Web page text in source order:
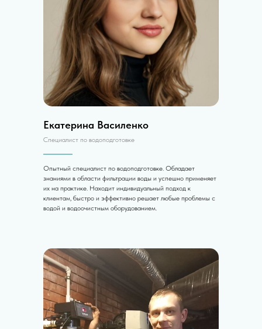
Екатерина Василенко
Специалист по водоподготовке
Опытный специалист по водоподготовке. Обладает
знаниями в области фильтрации воды и успешно применяет
их на практике. Находит индивидуальный подход к
клиентам, быстро и эффективно решает любые проблемы с
водой и водоочистным оборудованием.